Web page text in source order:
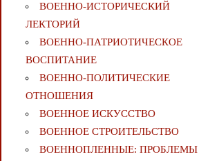
ВОЕННО-ИСТОРИЧЕСКИЙ
ЛЕКТОРИЙ
ВОЕННО-ПАТРИОТИЧЕСКОЕ
ВОСПИТАНИЕ
ВОЕННО-ПОЛИТИЧЕСКИE
ОТНОШЕНИЯ
ВОЕННОЕ ИСКУССТВО
ВОЕННОЕ СТРОИТЕЛЬСТВО
ВОЕННОПЛЕННЫЕ: ПРОБЛЕМЫ